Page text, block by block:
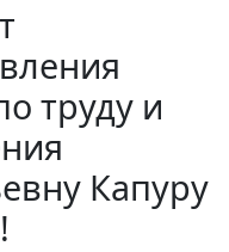
труду и
Капуру